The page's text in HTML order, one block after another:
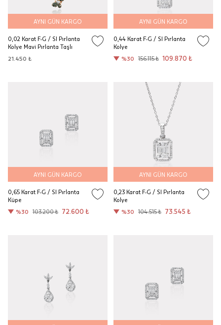
AYNI GÜN KARGO
0,02 Karat F-G / SI Pırlanta
Kolye Mavi Pırlanta Taşlı
21.450 ₺
AYNI GÜN KARGO
0,44 Karat F-G / SI Pırlanta
Kolye
%30
156.115 ₺ 109.870 ₺
AYNI GÜN KARGO
0,65 Karat F-G / SI Pırlanta
Küpe
%30
103.200 ₺ 72.600 ₺
AYNI GÜN KARGO
0,23 Karat F-G / SI Pırlanta
Kolye
%30
104.515 ₺ 73.545 ₺